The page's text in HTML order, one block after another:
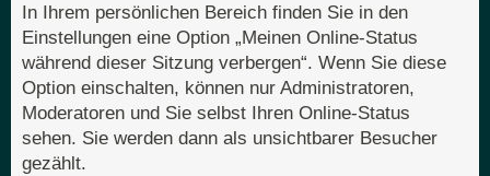
In Ihrem persönlichen Bereich finden Sie in den
Einstellungen eine Option „Meinen Online-Status
während dieser Sitzung verbergen“. Wenn Sie diese
Option einschalten, können nur Administratoren,
Moderatoren und Sie selbst Ihren Online-Status
sehen. Sie werden dann als unsichtbarer Besucher
gezählt.